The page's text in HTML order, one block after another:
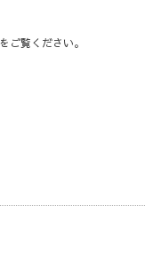
をご覧ください。